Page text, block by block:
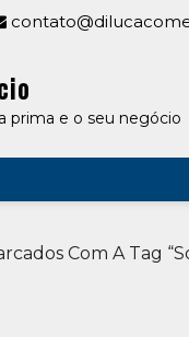
prima e o seu negócio
Com A Tag